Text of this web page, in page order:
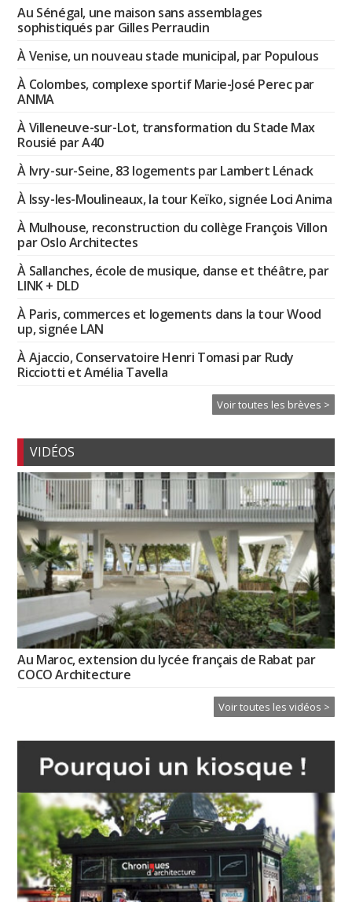
Au Sénégal, une maison sans assemblages
sophistiqués par Gilles Perraudin
À Venise, un nouveau stade municipal, par Populous
À Colombes, complexe sportif Marie-José Perec par
ANMA
À Villeneuve-sur-Lot, transformation du Stade Max
Rousié par A40
À Ivry-sur-Seine, 83 logements par Lambert Lénack
À Issy-les-Moulineaux, la tour Keïko, signée Loci Anima
À Mulhouse, reconstruction du collège François Villon
par Oslo Architectes
À Sallanches, école de musique, danse et théâtre, par
LINK + DLD
À Paris, commerces et logements dans la tour Wood
up, signée LAN
À Ajaccio, Conservatoire Henri Tomasi par Rudy
Ricciotti et Amélia Tavella
Voir toutes les brèves >
VIDÉOS
Au Maroc, extension du lycée français de Rabat par
COCO Architecture
Voir toutes les vidéos >